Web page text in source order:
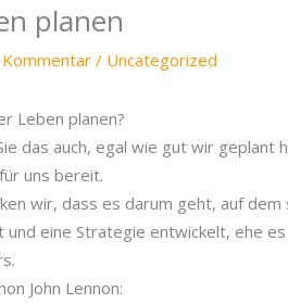
planen
/ Uncategorized
Leben planen?
das auch, egal wie gut wir geplant
uns bereit.
wir, dass es darum geht, auf
und eine Strategie entwickelt, ehe
John Lennon: